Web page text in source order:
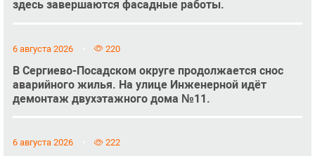
здесь завершаются фасадные работы.
6 августа 2026 220
В Сергиево-Посадском округе продолжается снос
аварийного жилья. На улице Инженерной идёт
демонтаж двухэтажного дома №11.
6 августа 2026 222